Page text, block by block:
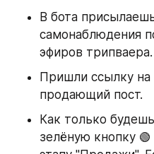
В бота
самонаблюдения
эфиров трипваера.
Пришли ссылку на
продающий пост.
Как только
зелёную кнопку